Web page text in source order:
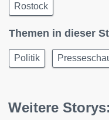
Rostock
Themen in dieser
Politik
Weitere